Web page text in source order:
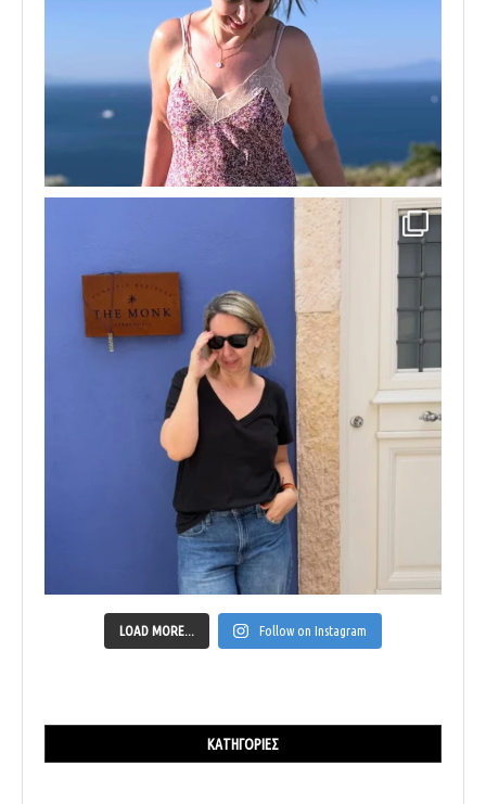
LOAD MORE... Follow on Instagram
ΚΑΤΗΓΟΡΊΕΣ